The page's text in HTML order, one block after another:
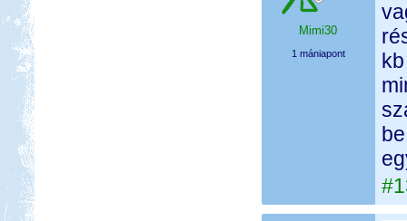
Mimi30
1 mániapont